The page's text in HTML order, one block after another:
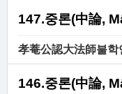
147.중론(中論,
孝菴公認大法師불학
146.중론(中論,